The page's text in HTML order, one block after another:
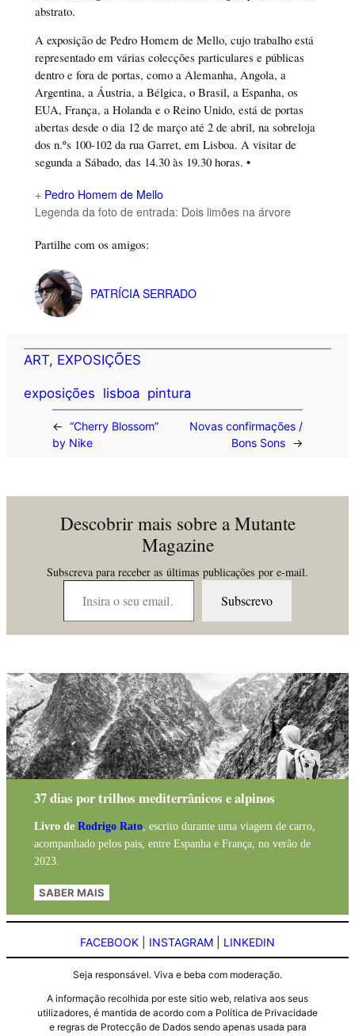
abstrato.
A exposição de Pedro Homem de Mello, cujo trabalho está
representado em várias colecções particulares e públicas
dentro e fora de portas, como a Alemanha, Angola, a
Argentina, a Áustria, a Bélgica, o Brasil, a Espanha, os
EUA, França, a Holanda e o Reino Unido, está de portas
abertas desde o dia 12 de março até 2 de abril, na sobreloja
dos n.ºs 100-102 da rua Garret, em Lisboa. A visitar de
segunda a Sábado, das 14.30 às 19.30 horas. •
+ Pedro Homem de Mello
Legenda da foto de entrada: Dois limões na árvore
Partilhe com os amigos:
PATRÍCIA SERRADO
ART, EXPOSIÇÕES
exposições lisboa pintura
←
“Cherry Blossom”
by Nike
Novas confirmações /
Bons Sons
→
Descobrir mais sobre a Mutante
Magazine
Subscreva para receber as últimas publicações por e-mail.
Insira o seu email…
Subscrevo
37 dias por trilhos mediterrânicos e alpinos
Livro de Rodrigo Rato, escrito durante uma viagem de carro,
acompanhado pelos pais, entre Espanha e França, no verão de
2023.
SABER MAIS
FACEBOOK INSTAGRAM LINKEDIN
Seja responsável. Viva e beba com moderação.
A informação recolhida por este sitio web, relativa aos seus
utilizadores, é mantida de acordo com a Política de Privacidade
e regras de Protecção de Dados sendo apenas usada para